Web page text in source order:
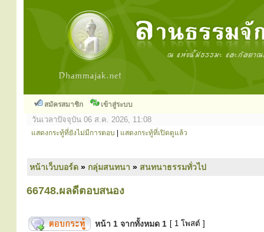
สมัครสมาชิก เข้าสู่ระบบ
วันเวลาปัจจุบัน 06 ส.ค. 2026, 11:08
แสดงกระทู้ที่ยังไม่มีการตอบ แสดงกระทู้ที่เปิดดูแล้ว
หน้าเว็บบอร์ด » กลุ่มสนทนา » สนทนาธรรมทั่วไป
66748.ผลดีตอบสนอง
หน้า 1 จากทั้งหมด 1 [ 1 โพสต์ ]